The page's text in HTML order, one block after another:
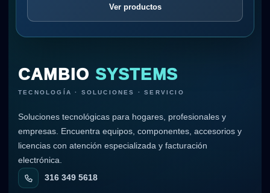
Ver productos
CAMBIO SYSTEMS
TECNOLOGÍA · SOLUCIONES · SERVICIO
Soluciones tecnológicas para hogares, profesionales y
empresas. Encuentra equipos, componentes, accesorios y
licencias con atención especializada y facturación
electrónica.
316 349 5618